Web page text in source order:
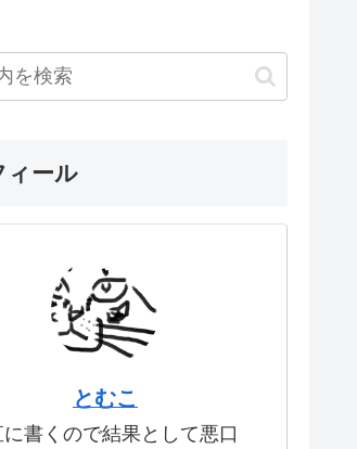
ィール
とむこ
に書くので結果として悪口